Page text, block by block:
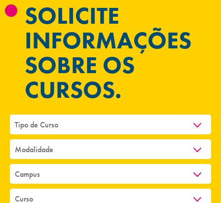
SOLICITE
INFORMAÇÕES
SOBRE OS
CURSOS.